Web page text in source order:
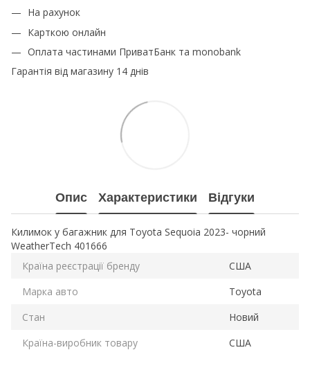
На рахунок
Карткою онлайн
Оплата частинами ПриватБанк та monobank
Гарантія від магазину 14 днів
Опис Характеристики Відгуки
Килимок у багажник для Toyota Sequoia 2023- чорний
WeatherTech 401666
Країна реєстрації бренду
США
Марка авто
Toyota
Стан
Новий
Країна-виробник товару
США